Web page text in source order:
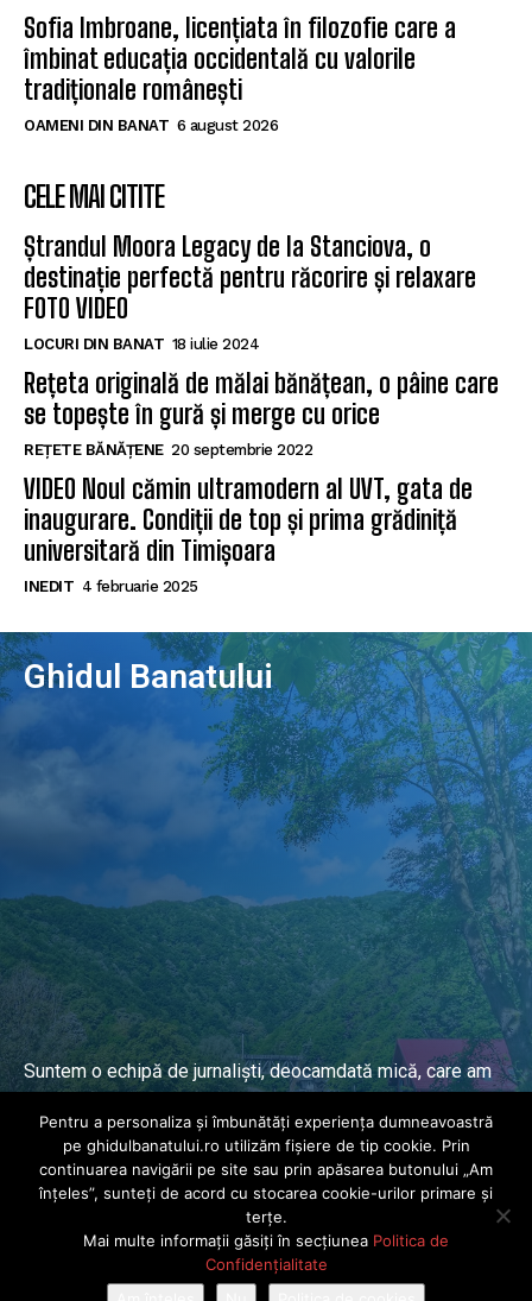
Sofia Imbroane, licențiata în filozofie care a
îmbinat educația occidentală cu valorile
tradiționale românești
OAMENI DIN BANAT 6 august 2026
CELE MAI CITITE
Ștrandul Moora Legacy de la Stanciova, o
destinație perfectă pentru răcorire și relaxare
FOTO VIDEO
LOCURI DIN BANAT 18 iulie 2024
Rețeta originală de mălai bănățean, o pâine care
se topește în gură și merge cu orice
REȚETE BĂNĂȚENE 20 septembrie 2022
VIDEO Noul cămin ultramodern al UVT, gata de
inaugurare. Condiții de top și prima grădiniță
universitară din Timișoara
INEDIT 4 februarie 2025
Ghidul Banatului
Suntem o echipă de jurnaliști, deocamdată mică, care am
ani.
© Ghidul Banatului 2025. Toate drepturile rezervate · Dezvoltat de
Power Media FX
Pentru a personaliza și îmbunătăți experiența dumneavoastră
pe ghidulbanatului.ro utilizăm fișiere de tip cookie. Prin
continuarea navigării pe site sau prin apăsarea butonului „Am
înțeles”, sunteți de acord cu stocarea cookie-urilor primare și
terțe.
Mai multe informații găsiți în secțiunea Politica de
Confidențialitate